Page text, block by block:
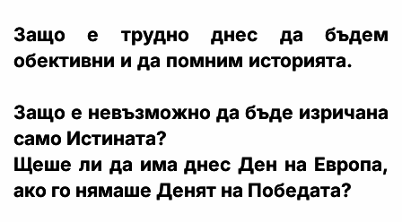
Защо е трудно днес да бъдем
обективни и да помним историята.
Защо е невъзможно да бъде изричана
само Истината?
Щеше ли да има днес Ден на Европа,
ако го нямаше Денят на Победата?